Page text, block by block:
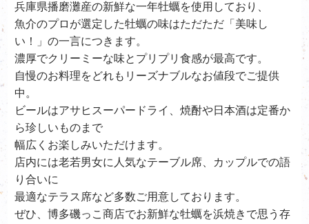
兵庫県播磨灘産の新鮮な一年牡蠣を使用しており、
魚介のプロが選定した牡蠣の味はただただ「美味し
い！」の一言につきます。
濃厚でクリーミーな味とプリプリ食感が最高です。
自慢のお料理をどれもリーズナブルなお値段でご提供
中。
ビールはアサヒスーパードライ、焼酎や日本酒は定番か
ら珍しいものまで
幅広くお楽しみいただけます。
店内には老若男女に人気なテーブル席、カップルでの語
り合いに
最適なテラス席など多数ご用意しております。
ぜひ、博多磯っこ商店でお新鮮な牡蠣を浜焼きで思う存